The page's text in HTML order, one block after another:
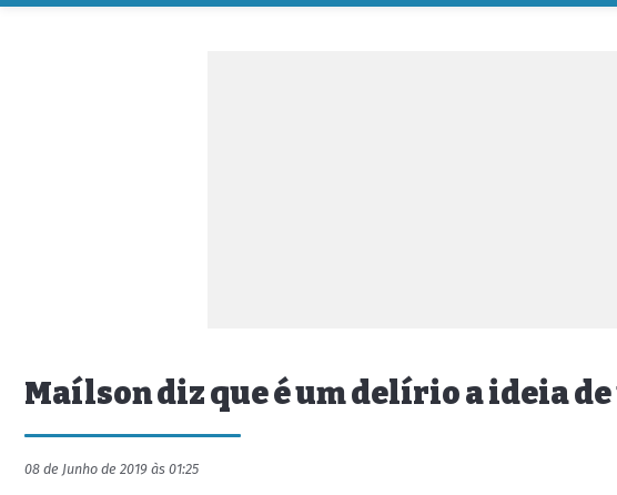
Maílson diz que é um delírio a ideia
08 de Junho de 2019 às 01:25